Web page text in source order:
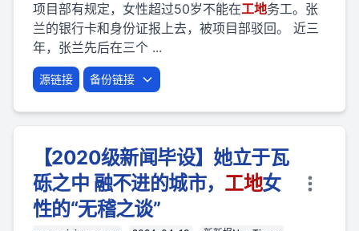
项目部有规定，女性超过50岁不能在工地务工。张
兰的银行卡和身份证报上去，被项目部驳回。 近三
年，张兰先后在三个 ...
源链接 备份链接
【2020级新闻毕设】她立于瓦
砾之中 融不进的城市， 工地女
性的“无稽之谈”